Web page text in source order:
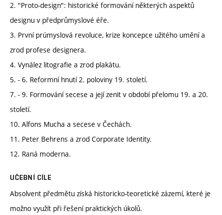
2. "Proto-design": historické formování některých aspektů
designu v předprůmyslové éře.
3. První prúmyslová revoluce, krize koncepce užitého umění a
zrod profese designera.
4. Vynález litografie a zrod plakátu.
5. - 6. Reformní hnutí 2. poloviny 19. století.
7. - 9. Formování secese a její zenit v období přelomu 19. a 20.
století.
10. Alfons Mucha a secese v Čechách.
11. Peter Behrens a zrod Corporate Identity.
12. Raná moderna.
UČEBNÍ CÍLE
Absolvent předmětu získá historicko-teoretické zázemí, které je
možno využít při řešení praktických úkolů.